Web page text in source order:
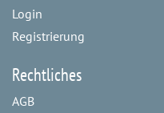
Login
Registrierung
Rechtliches
AGB